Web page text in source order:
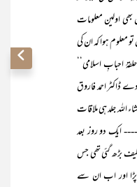
بھی اولین معلومات
معلوم ہوا کہ ان کی
احبابِ اسلامی‘‘
ڈاکٹر احمد فاروق
جلد ہی ملاقات
ایک دو روز بعد
بڑھ گئی تھی جس
اور اب ان سے